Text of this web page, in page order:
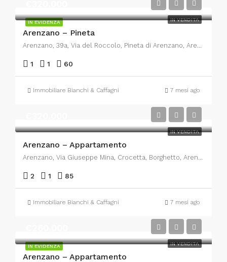
IN EVIDENZA IN VENDITA
Arenzano – Pineta
Arenzano, 39a, Via del Roccolo, Pineta di Arenzano, Arenzano, Genova, Liguria, 16011, Italia
1 1 60
Immobiliare Bianchi & Caffagni 7 mesi ago
IN VENDITA
Arenzano – Appartamento
Arenzano, Via Giuseppe Mina, Crocetta, Borghetto, Arenzano, Genova, Liguria, 16011, Italia
2 1 85
Immobiliare Bianchi & Caffagni 7 mesi ago
IN EVIDENZA IN VENDITA
Arenzano – Appartamento